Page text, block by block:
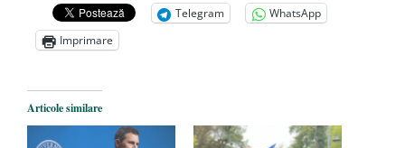
de la naștere - 29 iulie 2024
„Carnea cultivată” în laborator, tot mai
comercializare în UE
Părintele mărturisitor Constantin
Voicescu, pomenit, duminică, la
Telegram
WhatsApp
Imprimare
Articole similare